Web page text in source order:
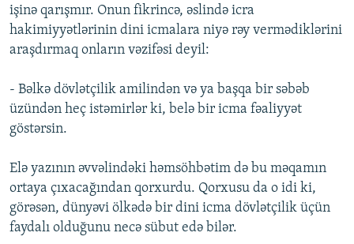
işinə qarışmır. Onun fikrincə, əslində icra
hakimiyyətlərinin dini icmalara niyə rəy vermədiklərini
araşdırmaq onların vəzifəsi deyil:
- Bəlkə dövlətçilik amilindən və ya başqa bir səbəb
üzündən heç istəmirlər ki, belə bir icma fəaliyyət
göstərsin.
Elə yazının əvvəlindəki həmsöhbətim də bu məqamın
ortaya çıxacağından qorxurdu. Qorxusu da o idi ki,
görəsən, dünyəvi ölkədə bir dini icma dövlətçilik üçün
faydalı olduğunu necə sübut edə bilər.